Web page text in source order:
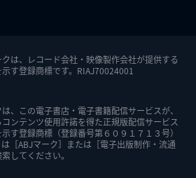
は、レコード会社・映像製作会社が提供する
す登録商標です。RIAJ70024001
、この電子書店・電子書籍配信サービスが、
ンテンツ使用許諾を得た正規版配信サービス
す登録商標（登録番号第６０９１７１３号）
［ABJマーク］または［電子出版制作・流通
してください。